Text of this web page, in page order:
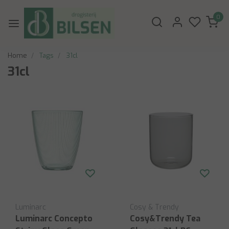
0
Home Tags 31cl
31cl
Luminarc
Luminarc Concepto
Cosy & Trendy
Cosy&Trendy Tea